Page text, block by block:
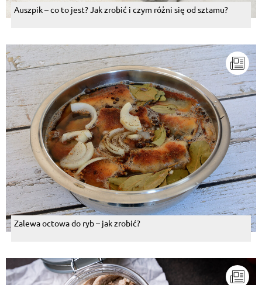
Auszpik – co to jest? Jak zrobić i czym różni się od sztamu?
Zalewa octowa do ryb – jak zrobić?